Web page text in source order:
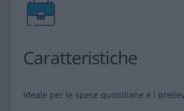
Caratteristiche
Ideale per le spese quotidiane e i